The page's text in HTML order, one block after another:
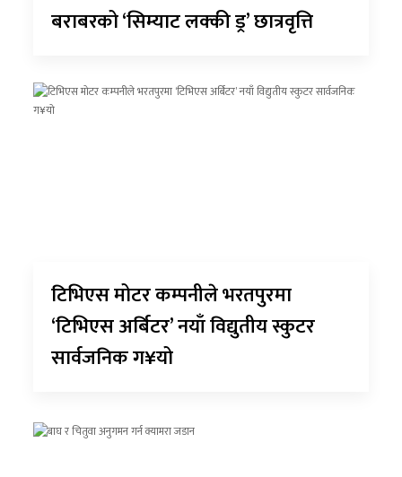
बराबरको ‘सिम्याट लक्की ड्र’ छात्रवृत्ति
टिभिएस मोटर कम्पनीले भरतपुरमा
‘टिभिएस अर्बिटर’ नयाँ विद्युतीय स्कुटर
सार्वजनिक ग¥यो